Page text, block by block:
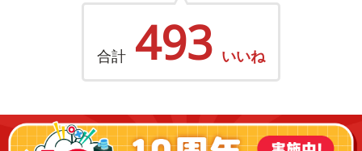
合計 493 いいね